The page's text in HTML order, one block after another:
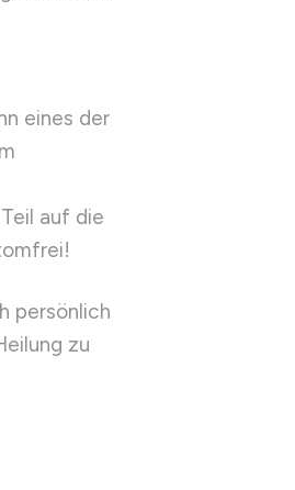
eines der
auf die
persönlich
zu